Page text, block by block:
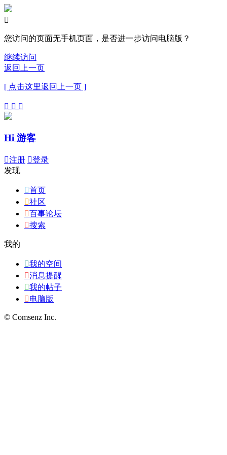

您访问的页面无手机页面，是否进一步访问电脑版？
继续访问
返回上一页
[ 点击这里返回上一页 ]
  
Hi 游客
注册 登录
发现
首页
社区
百事论坛
搜索
我的
我的空间
消息提醒
我的帖子
电脑版
© Comsenz Inc.